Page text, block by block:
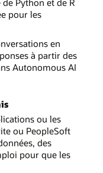
Python et de R
pour les
en
à partir des
Autonomous AI
ou les
ou PeopleSoft
des
pour que les